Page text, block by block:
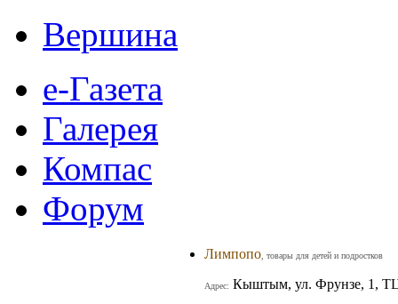
Вершина
е-Газета
Галерея
Компас
Форум
Лимпопо , товары для детей и подростков
Адрес: Кыштым, ул. Фрунзе, 1,